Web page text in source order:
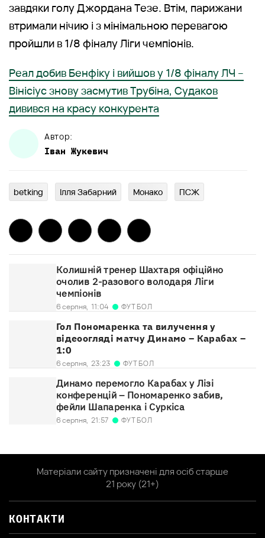
завдяки голу Джордана Тезе. Втім, парижани
втримали нічию і з мінімальною перевагою
пройшли в 1/8 фіналу Ліги чемпіонів.
Реал добив Бенфіку і вийшов у 1/8 фіналу ЛЧ –
Вінісіус знову засмутив Трубіна, Судаков
дивився на красу конкурента
Автор:
Іван Жукевич
betking Ілля Забарний Монако ПСЖ
Колишній тренер Шахтаря офіційно
очолив 2-разового володаря Ліги
чемпіонів
6 серпня, 11:04 ФУТБОЛ
Гол Пономаренка та вилучення у
відеоогляді матчу Динамо – Карабах –
1:0
6 серпня, 23:23 ФУТБОЛ
Динамо перемогло Карабах у Лізі
конференцій – Пономаренко забив,
фейли Шапаренка і Суркіса
6 серпня, 21:57 ФУТБОЛ
Матеріали сайту призначені для осіб старше
21 року (21+)
КОНТАКТИ